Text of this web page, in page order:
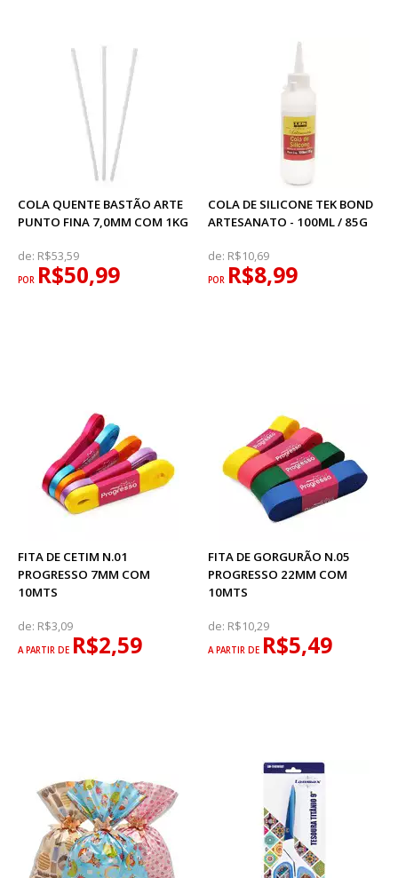
COLA QUENTE BASTÃO ARTE
PUNTO FINA 7,0MM COM 1KG
de: R$53,59
POR R$50,99
COLA DE SILICONE TEK BOND
ARTESANATO - 100ML / 85G
de: R$10,69
POR R$8,99
FITA DE CETIM N.01
PROGRESSO 7MM COM
10MTS
de: R$3,09
A PARTIR DE R$2,59
FITA DE GORGURÃO N.05
PROGRESSO 22MM COM
10MTS
de: R$10,29
A PARTIR DE R$5,49